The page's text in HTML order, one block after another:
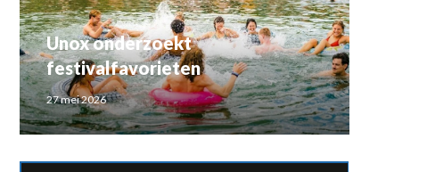
Unox onderzoekt
festivalfavorieten
27 mei 2026